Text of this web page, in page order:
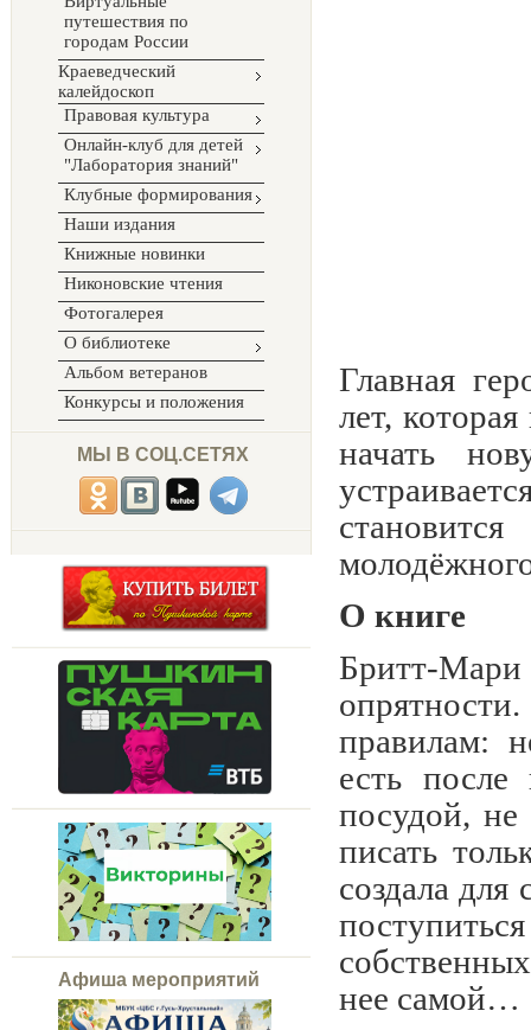
путешествия по
городам России
Краеведческий
калейдоскоп
Правовая культура
Онлайн-клуб для детей
"Лаборатория знаний"
Клубные формирования
Наши издания
Книжные новинки
Никоновские чтения
Фотогалерея
О библиотеке
Альбом ветеранов
Конкурсы и положения
МЫ В СОЦ.СЕТЯХ
Афиша мероприятий
Главная
лет,
начать
О книге
Бритт-
правилам:
есть после
посудой, не
писать
создала
нее самой…